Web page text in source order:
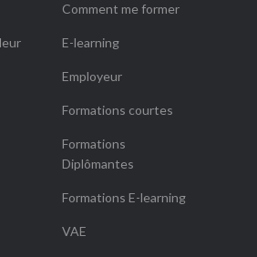
Comment me former
E-learning
Employeur
Formations courtes
Formations
Diplômantes
Formations E-learning
VAE